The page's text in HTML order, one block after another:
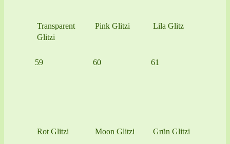
Transparent
Glitzi
Pink Glitzi Lila Glitz
59
Rot Glitzi
60
Moon Glitzi
61
Grün Glitzi